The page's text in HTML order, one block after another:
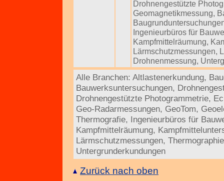
Drohnengestützte
Geomagnetikmessung,
Ingenieurbüros für
Kampfmittelräumung,
Lärmschutzmessungen,
Drohnenmessung,
Alle Branchen: Altlastenerkundung,
Bauwerksuntersuchungen,
Drohnengestützte Photogrammetrie,
Geo-Radarmessungen, GeoTom,
Thermografie, Ingenieurbüros für
Kampfmittelräumung,
Lärmschutzmessungen,
Untergrunderkundungen
Zurück nach oben